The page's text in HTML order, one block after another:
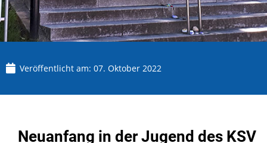
Veröffentlicht am: 07. Oktober 2022
Neuanfang in der Jugend des KSV